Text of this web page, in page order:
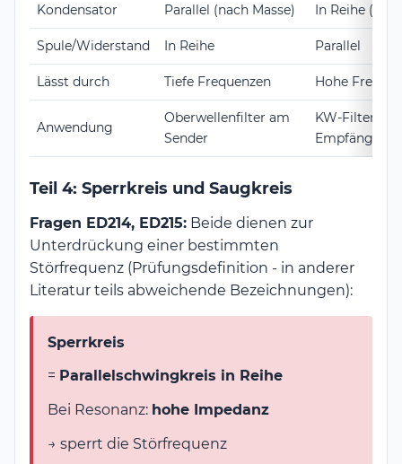
Kondensator Parallel (nach Masse) In Reihe (im
Spule/Widerstand In Reihe Parallel
Lässt durch Tiefe Frequenzen Hohe
Anwendung
Oberwellenfilter am
Sender
KW-Filter vor
Empfänger
Teil 4: Sperrkreis und Saugkreis
Fragen ED214, ED215: Beide dienen zur
Unterdrückung einer bestimmten
Störfrequenz (Prüfungsdefinition - in anderer
Literatur teils abweichende Bezeichnungen):
Sperrkreis
= Parallelschwingkreis in Reihe
Bei Resonanz: hohe Impedanz
→ sperrt die Störfrequenz